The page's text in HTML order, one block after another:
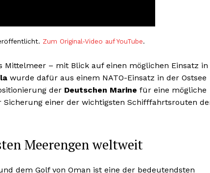
Zum Original-Video auf YouTube.
Mittelmeer – mit Blick auf einen möglichen Einsatz in
wurde dafür aus einem NATO-Einsatz in der Ostsee
der Deutschen Marine für eine mögliche
einer der wichtigsten Schifffahrtsrouten
Meerengen weltweit
dem Golf von Oman ist eine der bedeutendsten